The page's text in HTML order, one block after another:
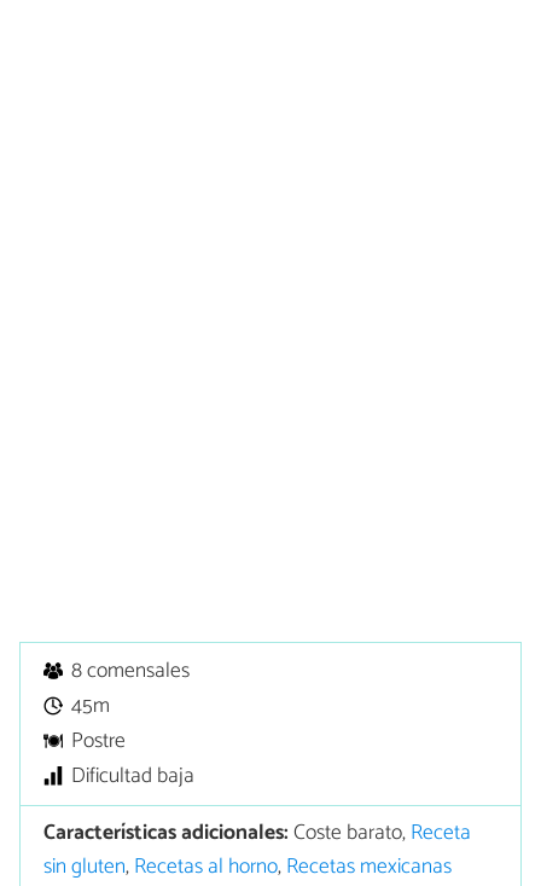
8 comensales
45m
Postre
Dificultad baja
Características adicionales:Coste barato,Receta
sin gluten,Recetas al horno,Recetas mexicanas